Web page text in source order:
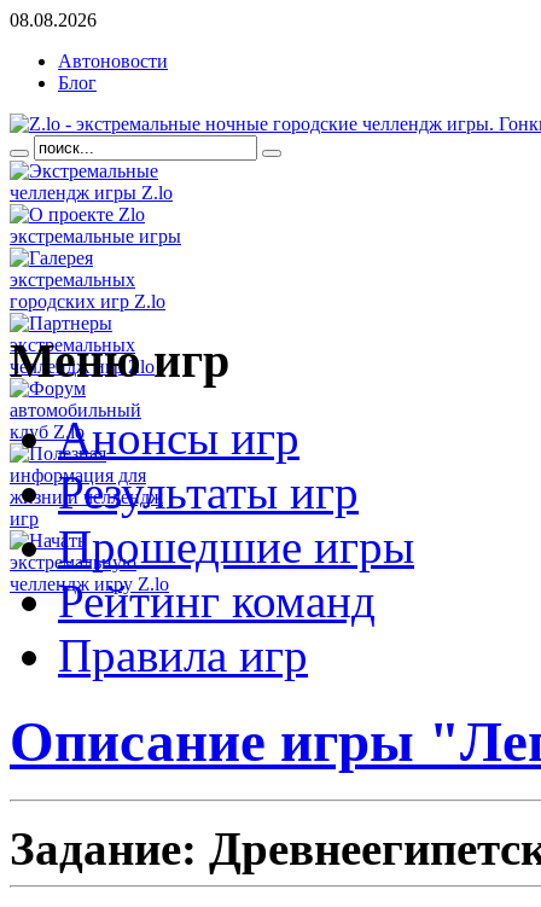
08.08.2026
Автоновости
Блог
Менюигр
Анонсы игр
Результаты игр
Прошедшие игры
Рейтинг команд
Правила игр
Описание игры
Задание: